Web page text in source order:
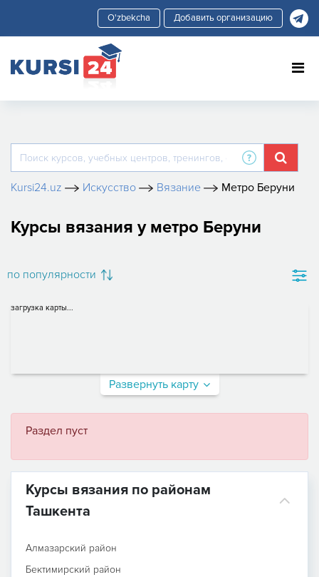
Добавить организацию
Kursi24.uz Искусство Вязание Метро Беруни
Курсы вязания у метро Беруни
по популярности
загрузка карты...
Развернуть карту
Раздел пуст
Курсы вязания по районам
Ташкента
Алмазарский район
Бектимирский район